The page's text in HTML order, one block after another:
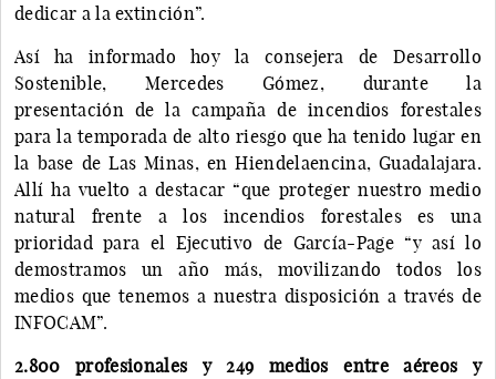
dedicar a la extinción”.
Así ha informado hoy la consejera de Desarrollo
Sostenible, Mercedes Gómez, durante la
presentación de la campaña de incendios forestales
para la temporada de alto riesgo que ha tenido lugar en
la base de Las Minas, en Hiendelaencina, Guadalajara.
Allí ha vuelto a destacar “que proteger nuestro medio
natural frente a los incendios forestales es una
prioridad para el Ejecutivo de García-Page “y así lo
demostramos un año más, movilizando todos los
medios que tenemos a nuestra disposición a través de
INFOCAM”.
2.800 profesionales y 249 medios entre aéreos y